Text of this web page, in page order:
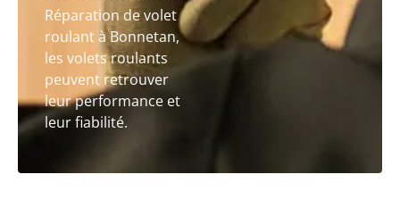
Réparation de volet
roulant à Bonnetan,
les volets roulants
peuvent retrouver
leur performance et
leur fiabilité.